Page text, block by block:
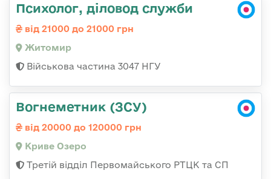
Психолог, діловод служби
від 21000 до 21000 грн
Житомир
Військова частина 3047 НГУ
Вогнеметник (ЗСУ)
від 20000 до 120000 грн
Криве Озеро
Третій відділ Первомайського РТЦК та СП